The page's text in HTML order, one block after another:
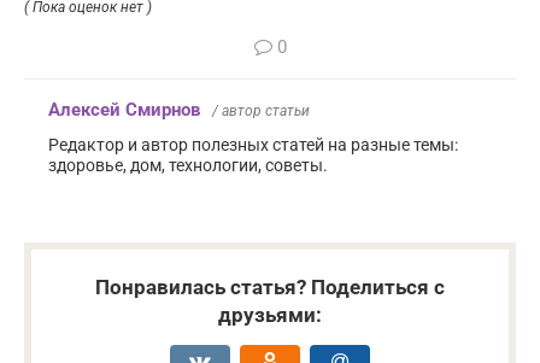
( Пока оценок нет )
0
Алексей Смирнов / автор статьи
Редактор и автор полезных статей на разные темы:
здоровье, дом, технологии, советы.
Понравилась статья? Поделиться с
друзьями: